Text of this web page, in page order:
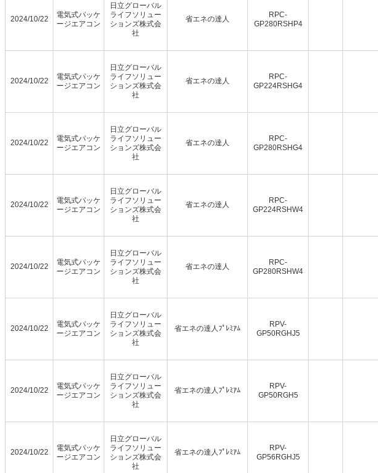
2024/10/22
電気式パッケ
ージエアコン
日立グローバル
ライフソリュー
ションズ株式会
社
省エネの達人
RPC-
GP280RSHP4
2024/10/22
電気式パッケ
ージエアコン
日立グローバル
ライフソリュー
ションズ株式会
社
省エネの達人
RPC-
GP224RSHG4
2024/10/22
電気式パッケ
ージエアコン
日立グローバル
ライフソリュー
ションズ株式会
社
省エネの達人
RPC-
GP280RSHG4
2024/10/22
電気式パッケ
ージエアコン
日立グローバル
ライフソリュー
ションズ株式会
社
省エネの達人
RPC-
GP224RSHW4
2024/10/22
電気式パッケ
ージエアコン
日立グローバル
ライフソリュー
ションズ株式会
社
省エネの達人
RPC-
GP280RSHW4
2024/10/22
電気式パッケ
ージエアコン
日立グローバル
ライフソリュー
ションズ株式会
社
省エネの達人ﾌﾟﾚﾐｱﾑ
RPV-
GP50RGHJ5
2024/10/22
電気式パッケ
ージエアコン
日立グローバル
ライフソリュー
ションズ株式会
社
省エネの達人ﾌﾟﾚﾐｱﾑ
RPV-
GP50RGH5
2024/10/22
電気式パッケ
ージエアコン
日立グローバル
ライフソリュー
ションズ株式会
社
省エネの達人ﾌﾟﾚﾐｱﾑ
RPV-
GP56RGHJ5